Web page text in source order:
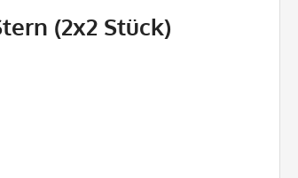
(2x2 Stück)